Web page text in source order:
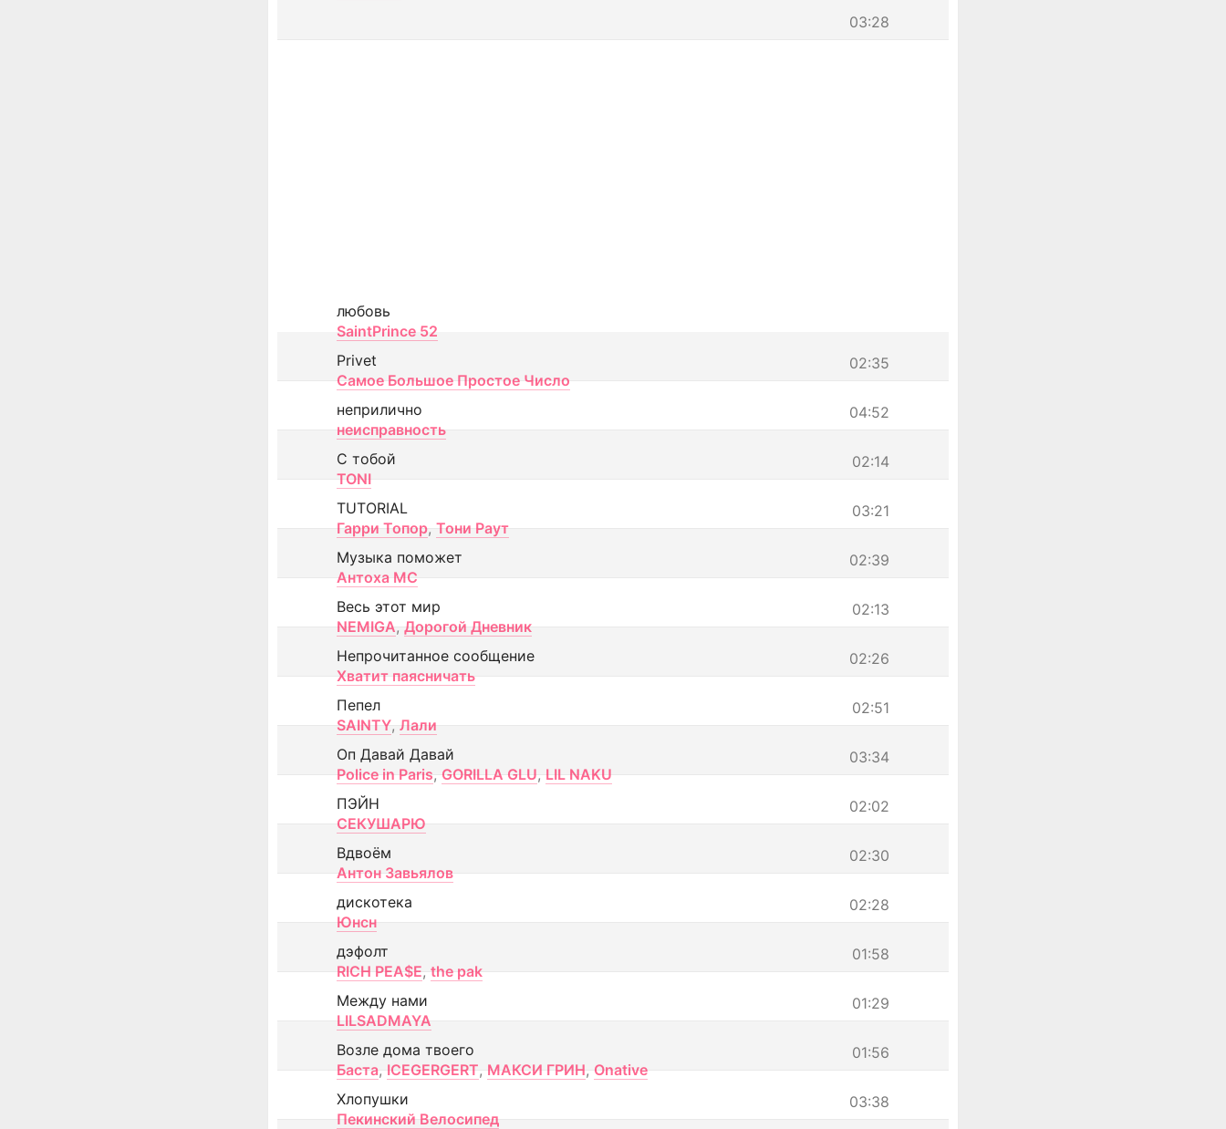
03:28
любовь
SaintPrince 52
02:35
Privet
Самое Большое Простое Число
04:52
неприлично
неисправность
02:14
С тобой
TONI
03:21
TUTORIAL
Гарри Топор, Тони Раут
02:39
Музыка поможет
Антоха МС
02:13
Весь этот мир
NEMIGA, Дорогой Дневник
02:26
Непрочитанное сообщение
Хватит паясничать
02:51
Пепел
SAINTY, Лали
03:34
Оп Давай Давай
Police in Paris, GORILLA GLU, LIL NAKU
02:02
ПЭЙН
СЕКУШАРЮ
02:30
Вдвоём
Антон Завьялов
02:28
дискотека
Юнсн
01:58
дэфолт
RICH PEA$E, the pak
01:29
Между нами
LILSADMAYA
01:56
Возле дома твоего
Баста, ICEGERGERT, МАКСИ ГРИН, Onative
03:38
Хлопушки
Пекинский Велосипед